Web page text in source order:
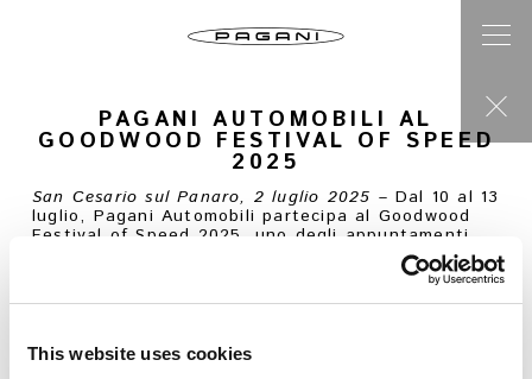
This website uses cookies
PAGANI AUTOMOBILI AL
GOODWOOD FESTIVAL OF SPEED
2025
San Cesario sul Panaro, 2 luglio 2025 – Dal 10 al 13
luglio, Pagani Automobili partecipa al Goodwood
Festival of Speed 2025, uno degli appuntamenti
internazionale. La manifestazione, ospitata nella
contea inglese del West Sussex, riunisce ogni
anno appassionati, collezionisti e addetti ai lavori
quattro Hypercar, tra il Supercar Paddock e lo